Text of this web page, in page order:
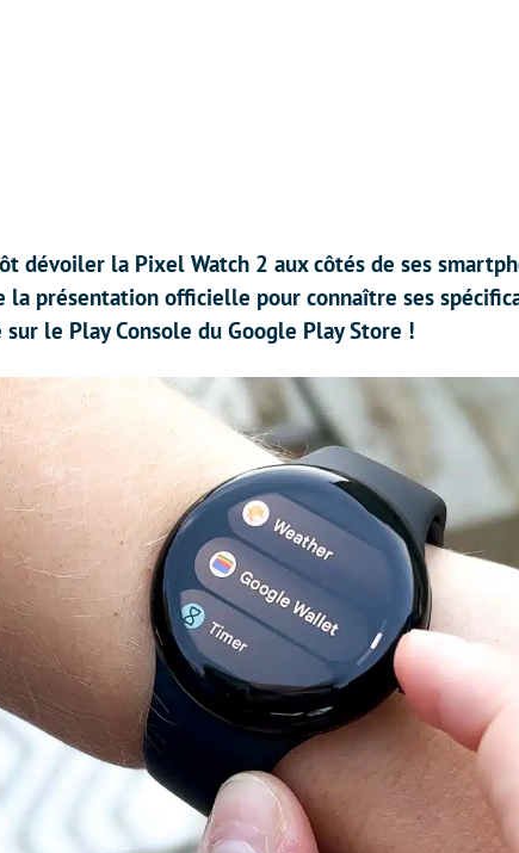
dévoiler la Pixel Watch 2 aux côtés de ses
la présentation officielle pour connaître ses
le Play Console du Google Play Store !